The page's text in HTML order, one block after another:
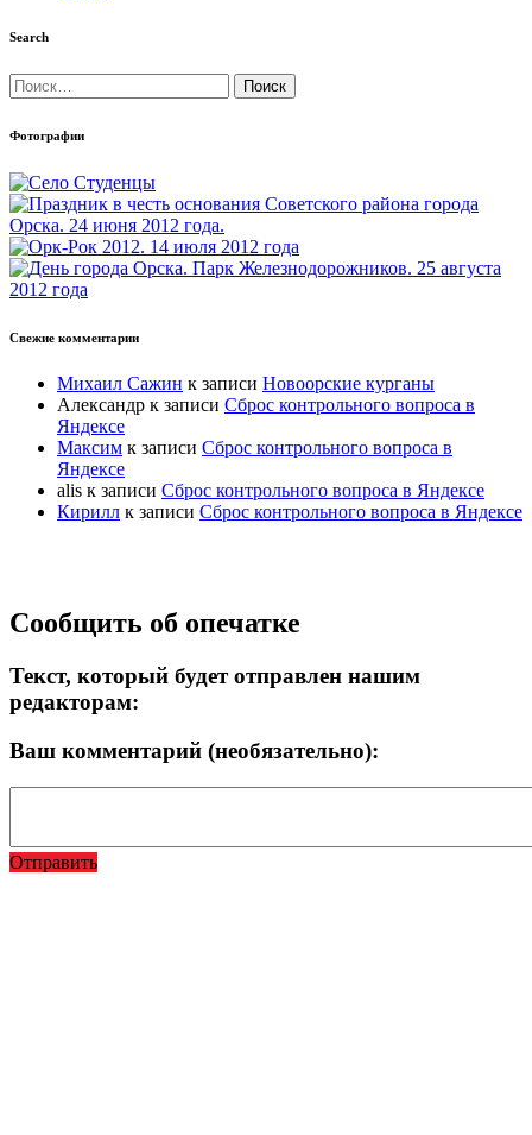
Search
Найти:
Фотографии
Свежие комментарии
Михаил Сажин к записи Новоорские курганы
Александр к записи Сброс контрольного вопроса в
Яндексе
Максим к записи Сброс контрольного вопроса в
Яндексе
alis к записи Сброс контрольного вопроса в Яндексе
Кирилл к записи Сброс контрольного вопроса в Яндексе
Прокрутка
вверх
Сообщить об опечатке
Текст, который будет отправлен нашим
редакторам:
Ваш комментарий (необязательно):
Отправить